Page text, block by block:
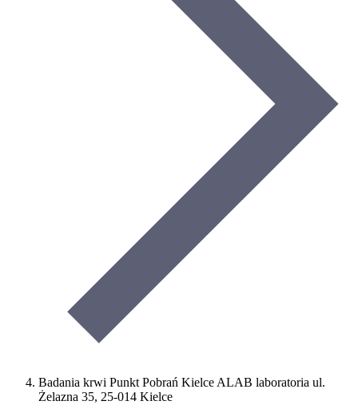
Badania krwi Punkt Pobrań Kielce ALAB laboratoria ul.
Żelazna 35, 25-014 Kielce